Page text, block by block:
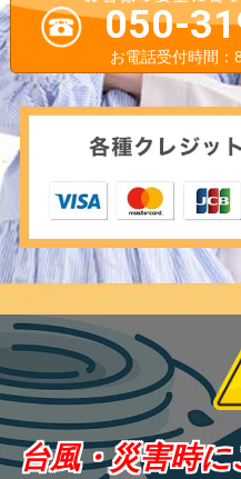
050-
お電話受付時間
台風・災害時